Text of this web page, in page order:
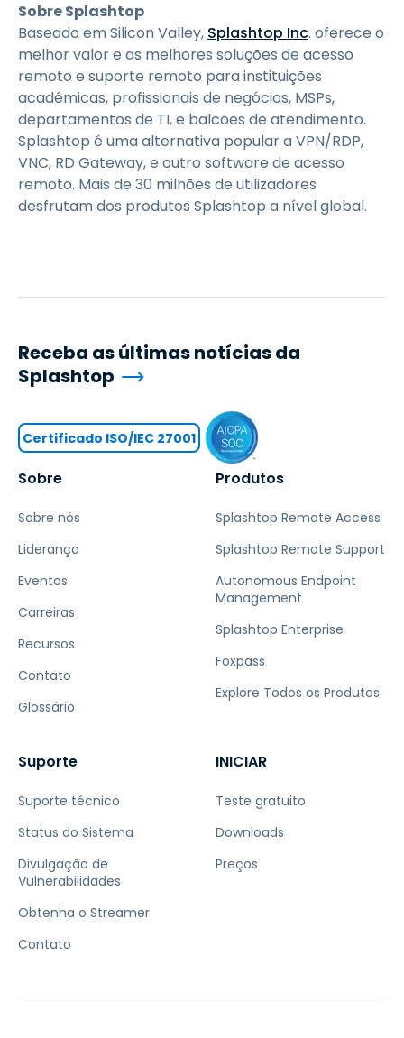
Sobre Splashtop
Baseado em Silicon Valley, Splashtop Inc. oferece o
melhor valor e as melhores soluções de acesso
remoto e suporte remoto para instituições
académicas, profissionais de negócios, MSPs,
departamentos de TI, e balcões de atendimento.
Splashtop é uma alternativa popular a VPN/RDP,
VNC, RD Gateway, e outro software de acesso
remoto. Mais de 30 milhões de utilizadores
desfrutam dos produtos Splashtop a nível global.
Sobre
Sobre nós
Liderança
Eventos
Carreiras
Recursos
Contato
Glossário
Produtos
Splashtop Remote Access
Splashtop Remote Support
Autonomous Endpoint
Management
Splashtop Enterprise
Foxpass
Explore Todos os Produtos
Suporte
Suporte técnico
Status do Sistema
Divulgação de
Vulnerabilidades
Obtenha o Streamer
Contato
INICIAR
Teste gratuito
Downloads
Preços
Receba as últimas notícias da
Splashtop
Certificado ISO/IEC 27001